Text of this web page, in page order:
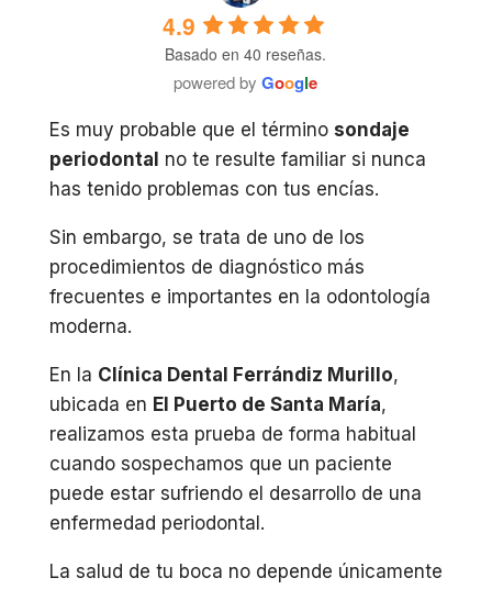
4.9
Basado en 40 reseñas.
powered byGoogle
Es muy probable que el término sondaje
periodontal no te resulte familiar si nunca
has tenido problemas con tus encías.
Sin embargo, se trata de uno de los
procedimientos de diagnóstico más
frecuentes e importantes en la odontología
moderna.
En la Clínica Dental Ferrándiz Murillo,
ubicada en El Puerto de Santa María,
realizamos esta prueba de forma habitual
cuando sospechamos que un paciente
puede estar sufriendo el desarrollo de una
enfermedad periodontal.
La salud de tu boca no depende únicamente